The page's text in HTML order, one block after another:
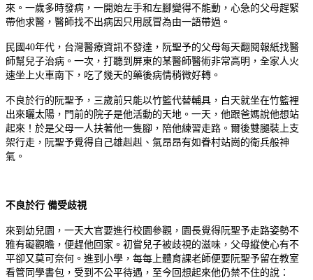
來。一歲多時發病，一開始左手和左腳變得不能動，心急的父母趕緊
帶他求醫，醫師找不出病因只用感冒為由一語帶過。
民國40年代，台灣醫療資訊不發達，阮聖予的父母每天翻閱報紙找醫
師幫兒子治病。一次，打聽到屏東的某醫師醫術非常高明，全家人火
速坐上火車南下，吃了幾天的藥後病情稍微好轉。
不良於行的阮聖予，三歲前只能以竹籃代替輔具，白天就坐在竹籃裡
出來曬太陽，門前的院子是他活動的天地。一天，他跟爸媽說他想站
起來！於是父母一人扶著他一隻腳，陪他練習走路。爾後雙腿裝上支
架行走，阮聖予覺得自己雄赳赳、氣昂昂有如眷村站崗的衛兵般神
氣。
不良於行 備受歧視
來到幼兒園，一天大官要進行校園參觀，園長覺得阮聖予走路姿勢不
雅有礙觀瞻，便趕他回家。初嘗兒子被歧視的滋味，父母縱使心有不
平卻又莫可奈何。進到小學，每每上體育課老師便要阮聖予留在教室
看管同學書包，受到不公平待遇，至今回想起來他仍禁不住的說：